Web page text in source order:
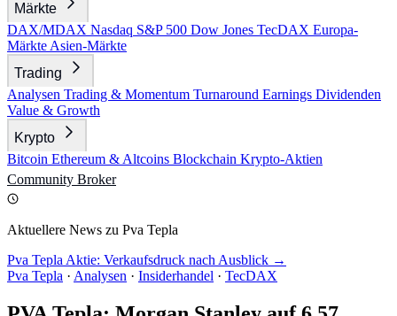
Märkte
DAX/MDAX Nasdaq S&P 500 Dow Jones TecDAX Europa-
Märkte Asien-Märkte
Trading
Analysen Trading & Momentum Turnaround Earnings Dividenden
Value & Growth
Krypto
Bitcoin Ethereum & Altcoins Blockchain Krypto-Aktien
Community Broker
Aktuellere News zu Pva Tepla
Pva Tepla Aktie: Verkaufsdruck nach Ausblick →
Pva Tepla · Analysen · Insiderhandel · TecDAX